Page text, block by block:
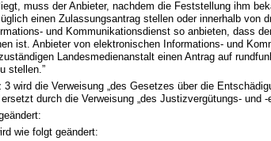
muss der Anbieter, nachdem die Feststellung ihm
einen Zulassungsantrag stellen oder innerhalb von
und Kommunikationsdienst so anbieten, dass
ist. Anbieter von elektronischen Informations- und
Landesmedienanstalt einen Antrag auf
stellen.”
wird die Verweisung „des Gesetzes über die
durch die Verweisung „des Justizvergütungs- und -
wie folgt geändert: